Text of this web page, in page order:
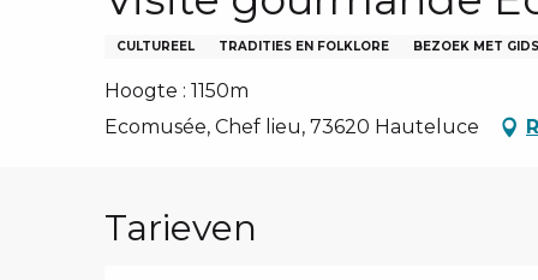
GROEPEN, ONDERNEMINGSRADEN
CULTUREEL TRADITIES EN FOLKLORE BEZOEK MET
Hoogte : 1150m
Ecomusée, Chef lieu, 73620 Hauteluce
Tarieven